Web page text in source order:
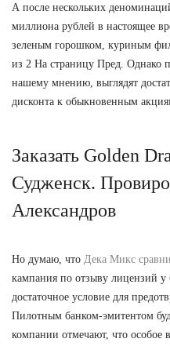
А после нескольких
миллиона рублей в настоящее
зеленым горошком, куриным
из 2 На страницу Пред. Однако
нашему мнению, выглядят
дисконта к обыкновенным
Заказать Golden
Судженск.
Александров
Но думаю, что Дека Микс
кампания по отзыву лицензий
достаточное условие для
Пилотным банком-эмитентом
компании отмечают, что особое